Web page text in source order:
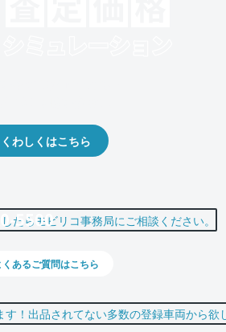
くわしくはこちら
5500
くあるご質問はこちら